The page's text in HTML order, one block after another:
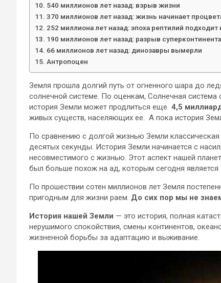
540 миллионов лет назад: взрыв жизни
370 миллионов лет назад: жизнь начинает
252 миллиона лет назад: эпоха рептилий подходит
190 миллионов лет назад: разрыв
66 миллионов лет назад: динозавры вымерли
Антропоцен
Земля прошла долгий путь от огненного шара до
солнечной системе. По оценкам, Солнечная система
история Земли может продлиться еще 4,5
живых существ, населяющих ее. А пока история
По сравнению с долгой жизнью Земли
десятых секунды. История Земли начинается с
несовместимого с жизнью. Этот аспект нашей
был больше похож на ад, которым сегодня является
По прошествии сотен миллионов лет Земля
пригодным для жизни раем. До сих пор мы не
История нашей Земли — это история, полная
нерушимого спокойствия, смены континентов,
жизненной борьбы за адаптацию и выживание.